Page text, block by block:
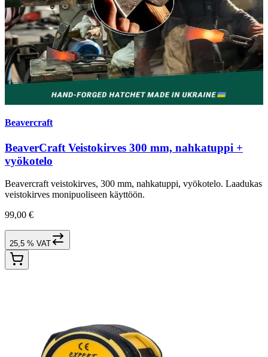
Beavercraft
BeaverCraft Veistokirves 300 mm, nahkatuppi +
vyökotelo
Beavercraft veistokirves, 300 mm, nahkatuppi, vyökotelo. Laadukas
veistokirves monipuoliseen käyttöön.
99,00 €
25,5 % VAT